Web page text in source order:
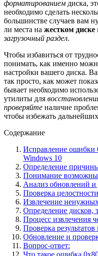
форматированием диска,
необходимо сделать
большинстве случаев вам
ли места на жестком диске
загрузочный раздел.
Чтобы избавиться от
понимать, как именно
настройки вашего диска.
так просто, как может
бывает необходимо
утилиты для
проверяйте наличие
чтобы избежать
Содержание
Исправление ошибки
Windows 10
Определение
Понимание
Анализ обновлений и
Проверка
Извлечение
Определение дисков,
Процесс извлечения
Проверка
Обновление и
Вопрос-ответ:
Что такое ошибка